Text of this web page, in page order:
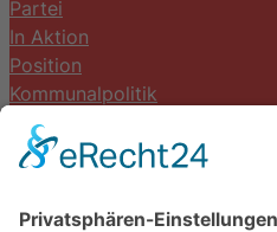
Partei
In Aktion
Position
Kommunalpolitik
Termine